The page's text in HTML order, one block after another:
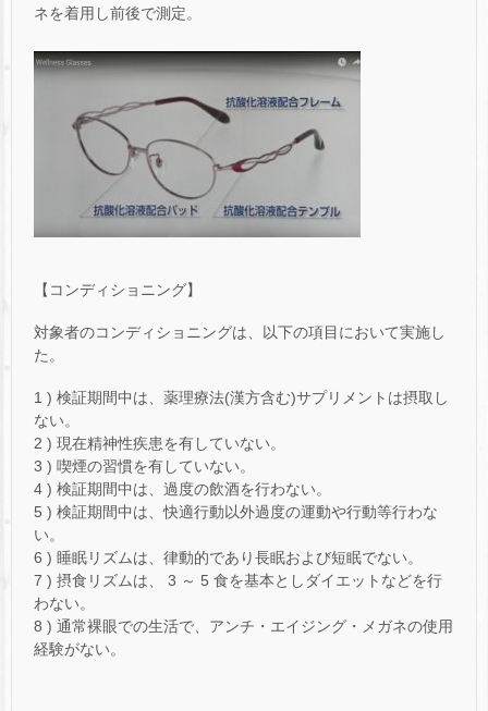
ネを着用し前後で測定。
【コンディショニング】
対象者のコンディショニングは、以下の項目において実施し
た。
1 ) 検証期間中は、薬理療法(漢方含む)サプリメントは摂取し
ない。
2 ) 現在精神性疾患を有していない。
3 ) 喫煙の習慣を有していない。
4 ) 検証期間中は、過度の飲酒を行わない。
5 ) 検証期間中は、快適行動以外過度の運動や行動等行わな
い。
6 ) 睡眠リズムは、律動的であり長眠および短眠でない。
7 ) 摂食リズムは、 3 ～ 5 食を基本としダイエットなどを行
わない。
8 ) 通常裸眼での生活で、アンチ・エイジング・メガネの使用
経験がない。